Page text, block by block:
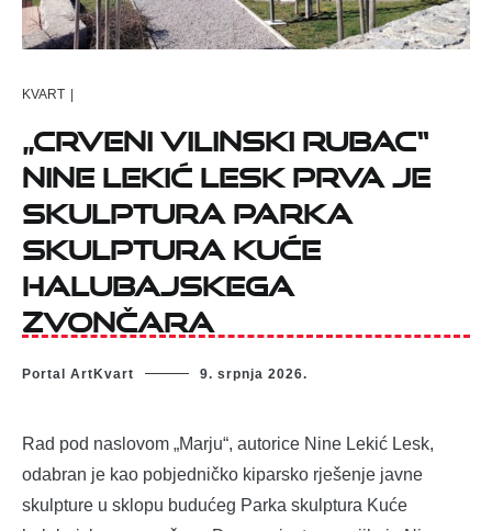
KVART
„Crveni vilinski rubac“
Nine Lekić Lesk prva je
skulptura Parka
skulptura Kuće
halubajskega
zvončara
Portal ArtKvart 9. srpnja 2026.
Rad pod naslovom „Marju“, autorice Nine Lekić Lesk,
odabran je kao pobjedničko kiparsko rješenje javne
skulpture u sklopu budućeg Parka skulptura Kuće